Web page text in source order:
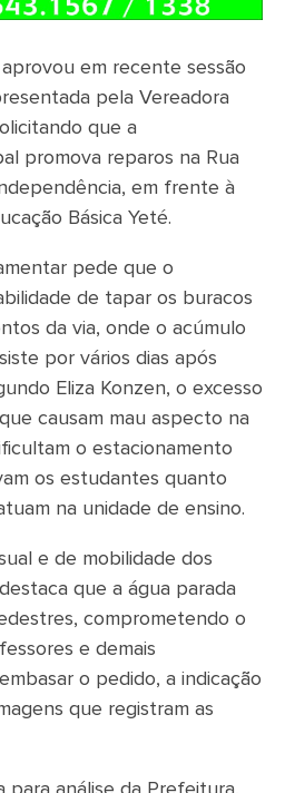
em recente sessão
pela Vereadora
que a
promova reparos na Rua
em frente à
Básica Yeté.
pede que o
de tapar os buracos
da via, onde o acúmulo
por vários dias após
Eliza Konzen, o excesso
causam mau aspecto na
o estacionamento
os estudantes quanto
na unidade de ensino.
e de mobilidade dos
que a água parada
comprometendo o
e demais
o pedido, a indicação
que registram as